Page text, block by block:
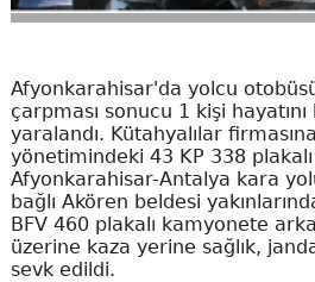
Afyonkarahisar'da yolcu
çarpması sonucu 1 kişi
yaralandı. Kütahyalılar
yönetimindeki 43 KP 338
Afyonkarahisar-Antalya kara
bağlı Akören beldesi
BFV 460 plakalı kamyonete
üzerine kaza yerine sağlık,
sevk edildi.